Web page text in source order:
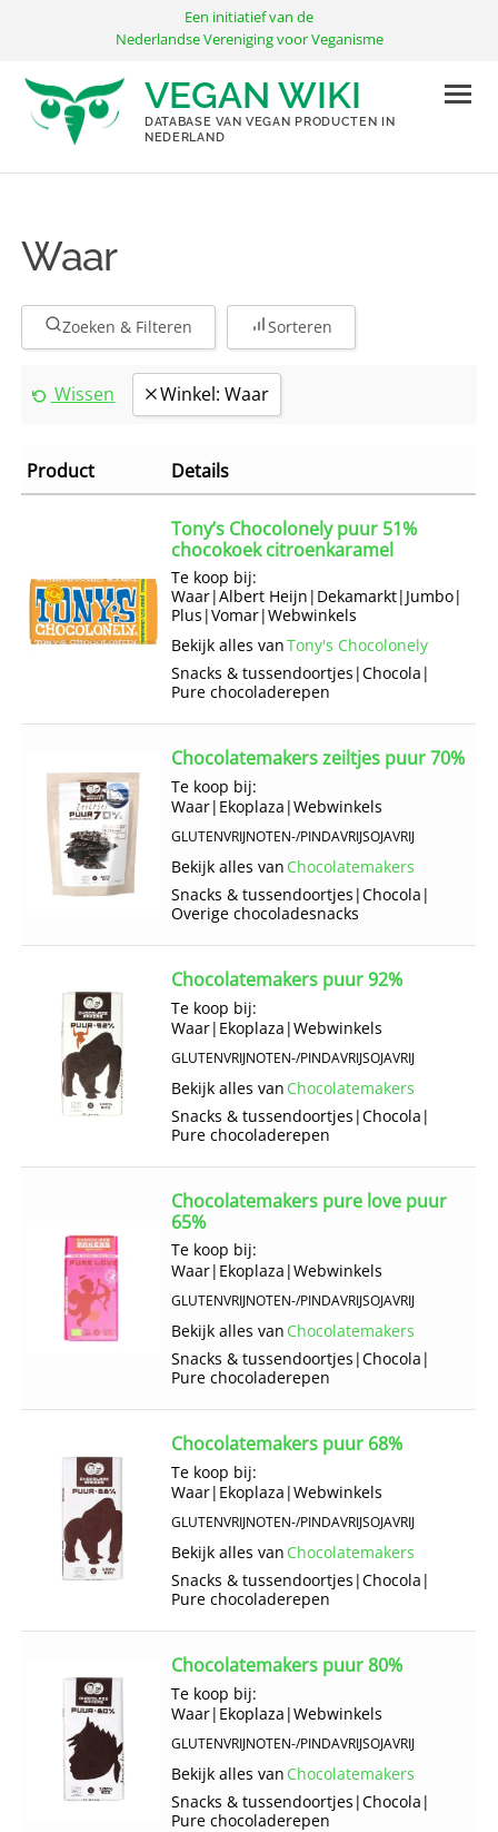
inhoud
Een initiatief van de
Nederlandse Vereniging voor Veganisme
VEGAN WIKI
DATABASE VAN VEGAN PRODUCTEN IN
NEDERLAND
Waar
Zoeken & Filteren Sorteren
Wissen Winkel: Waar
Product Details
Tony’s Chocolonely puur 51%
chocokoek citroenkaramel
Te koop bij:
Waar|Albert Heijn | Dekamarkt| Jumbo|
Plus |Vomar|Webwinkels
Bekijk alles vanTony's Chocolonely
Snacks & tussendoortjes |Chocola |
Pure chocoladerepen
Chocolatemakers zeiltjes puur 70%
Te koop bij:
Waar| Ekoplaza |Webwinkels
GLUTENVRIJNOTEN-/PINDAVRIJSOJAVRIJ
Bekijk alles van Chocolatemakers
Snacks & tussendoortjes |Chocola |
Overige chocoladesnacks
Chocolatemakers puur 92%
Te koop bij:
Waar| Ekoplaza |Webwinkels
GLUTENVRIJNOTEN-/PINDAVRIJSOJAVRIJ
Bekijk alles van Chocolatemakers
Snacks & tussendoortjes |Chocola |
Pure chocoladerepen
Chocolatemakers pure love puur
65%
Te koop bij:
Waar| Ekoplaza |Webwinkels
GLUTENVRIJNOTEN-/PINDAVRIJSOJAVRIJ
Bekijk alles van Chocolatemakers
Snacks & tussendoortjes |Chocola |
Pure chocoladerepen
Chocolatemakers puur 68%
Te koop bij:
Waar| Ekoplaza |Webwinkels
GLUTENVRIJNOTEN-/PINDAVRIJSOJAVRIJ
Bekijk alles van Chocolatemakers
Snacks & tussendoortjes |Chocola |
Pure chocoladerepen
Chocolatemakers puur 80%
Te koop bij:
Waar| Ekoplaza |Webwinkels
GLUTENVRIJNOTEN-/PINDAVRIJSOJAVRIJ
Bekijk alles van Chocolatemakers
Snacks & tussendoortjes |Chocola |
Pure chocoladerepen